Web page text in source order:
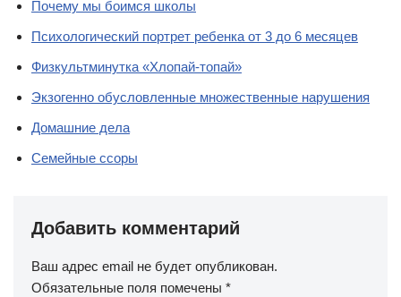
Почему мы боимся школы
Психологический портрет ребенка от 3 до 6 месяцев
Физкультминутка «Хлопай-топай»
Экзогенно обусловленные множественные нарушения
Домашние дела
Семейные ссоры
Добавить комментарий
Ваш адрес email не будет опубликован.
Обязательные поля помечены *